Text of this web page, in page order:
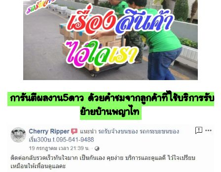
การันตีผลงาน5ดาว ด้วยคำชมจากลูกค้าที่ใช้บริการรับ
ย้ายบ้านพญาไท